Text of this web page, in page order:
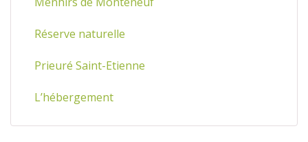
Réserve naturelle
Prieuré Saint-Etienne
L’hébergement